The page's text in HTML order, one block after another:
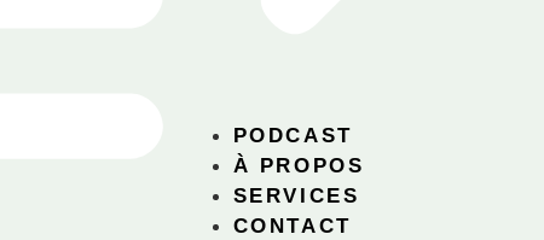
PODCAST
À PROPOS
SERVICES
CONTACT